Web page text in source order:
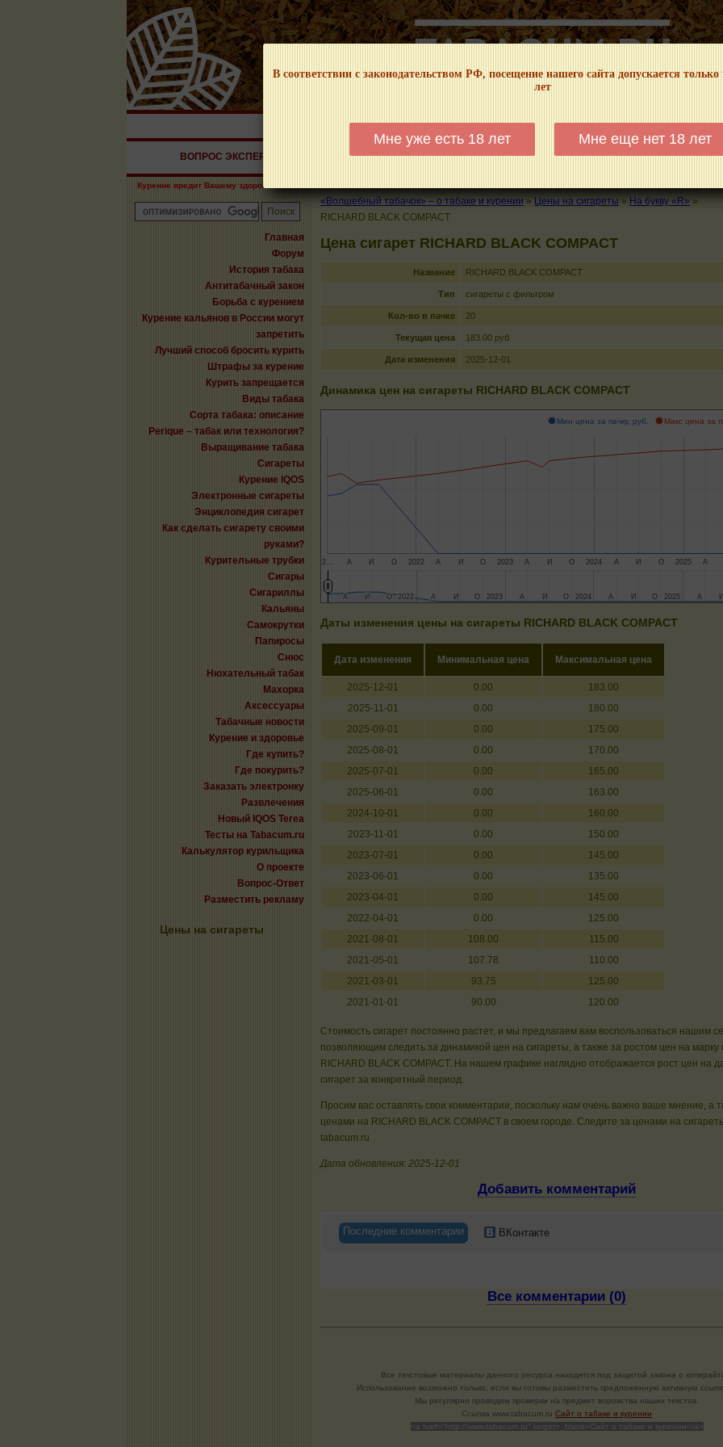
В соответствии с законодательством РФ, посещение нашего сайта допускается
лет
Мне уже есть 18 лет Мне еще нет 18 лет
НАШ ПОРТАЛ – ИНФОРМАЦИОННЫЙ! МЫ НЕ ЗАНИМАЕМСЯ ПРОДАЖЕЙ И РЕКЛАМОЙ
ВОПРОС ЭКСПЕРТУ КАЛЬЯНЫ ТРУБКИ ГДЕ КУПИТЬ ГДЕ ПОКУРИТЬ КУРЕНИЕ И
Курение вредит Вашему здоровью!
Главная
Форум
История табака
Антитабачный закон
Борьба с курением
Курение кальянов в России могут
запретить
Лучший способ бросить курить
Штрафы за курение
Курить запрещается
Виды табака
Сорта табака: описание
Perique – табак или технология?
Выращивание табака
Сигареты
Курение IQOS
Электронные сигареты
Энциклопедия сигарет
Как сделать сигарету своими
руками?
Курительные трубки
Сигары
Сигариллы
Кальяны
Самокрутки
Папиросы
Снюс
Нюхательный табак
Махорка
Аксессуары
Табачные новости
Курение и здоровье
Где купить?
Где покурить?
Заказать электронку
Развлечения
Новый IQOS Terea
Тесты на Tabacum.ru
Калькулятор курильщика
О проекте
Вопрос-Ответ
Разместить рекламу
Цены на сигареты
«Волшебный табачок» – о табаке и курении » Цены на сигареты » На букву «R» »
RICHARD BLACK COMPACT
Цена сигарет RICHARD BLACK COMPACT
Название RICHARD BLACK COMPACT
Тип сигареты с фильтром
Кол-во в пачке 20
Текущая цена 183.00 руб
Дата изменения 2025-12-01
Динамика цен на сигареты RICHARD BLACK COMPACT
Мин цена за пачку, руб. Макс цена за
2… 2022 2023 2024 2025
А И О А И О А И О А И О А
2022
2022 2023
2023 2024
2024 2025
2025
А
А ИИ О
О А
А ИИ О
О А
А ИИ О
О А
А ИИ О
О А
А ИИ
Даты изменения цены на сигареты RICHARD BLACK COMPACT
Дата изменения Минимальная цена Максимальная цена
2025-12-01 0.00
183.00
2025-11-01
0.00
180.00
2025-09-01
0.00
175.00
2025-08-01
0.00
170.00
2025-07-01
0.00
165.00
2025-06-01
0.00
163.00
2024-10-01
0.00
160.00
2023-11-01
0.00
150.00
2023-07-01
0.00
145.00
2023-06-01
0.00
135.00
2023-04-01
0.00
145.00
2022-04-01
0.00
125.00
2021-08-01
108.00
115.00
2021-05-01
107.78
110.00
2021-03-01
93.75
125.00
2021-01-01
90.00 120.00
Стоимость сигарет постоянно растет, и мы предлагаем вам воспользоваться нашим
позволяющим следить за динамикой цен на сигареты, а также за ростом цен на марку
RICHARD BLACK COMPACT. На нашем графике наглядно отображается рост цен на
сигарет за конкретный период.
Просим вас оставлять свои комментарии, поскольку нам очень важно ваше мнение, а
ценами на RICHARD BLACK COMPACT в своем городе. Следите за ценами на
tabacum.ru
Дата обновления: 2025-12-01
Добавить комментарий
Последние комментарии ВКонтакте
Все комментарии (0)
Все текстовые материалы данного ресурса находятся под защитой закона о
Использование возможно только, если вы готовы разместить предложенную активную
Мы регулярно проводим проверки на предмет воровства наших текстов.
Cсылка www.tabacum.ru Сайт о табаке и курении
<a href="http://www.tabacum.ru" target=_blank>Сайт о табаке и курении</a>